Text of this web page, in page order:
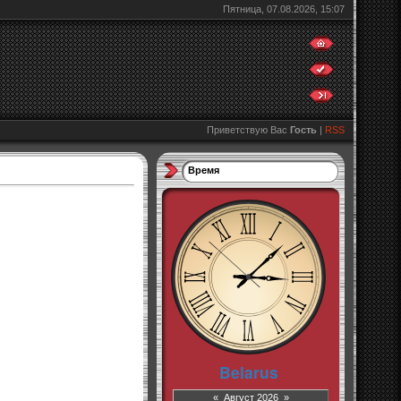
Пятница, 07.08.2026, 15:07
Приветствую Вас Гость | RSS
Время
« Август 2026 »